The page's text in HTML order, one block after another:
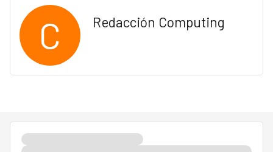
C Redacción Computing